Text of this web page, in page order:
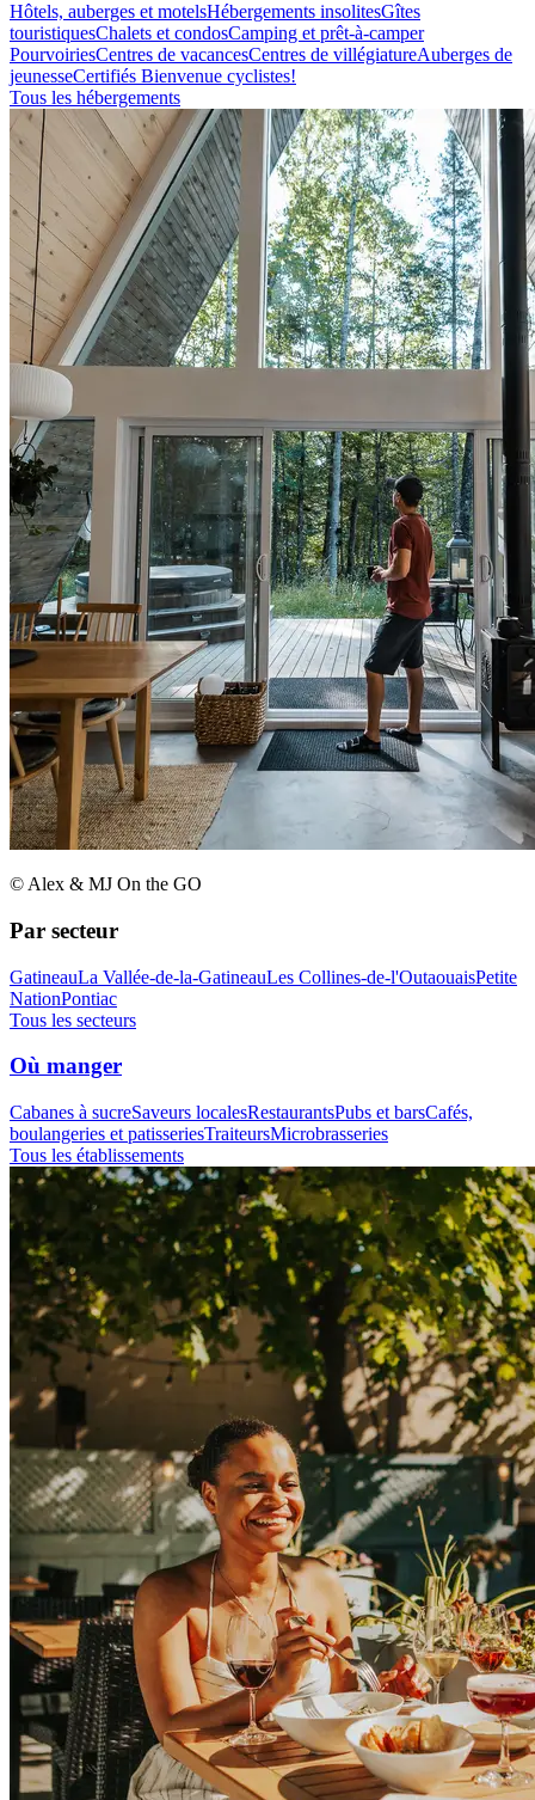
Hôtels, auberges et motelsHébergements insolitesGîtes
touristiquesChalets et condosCamping et prêt-à-camper
PourvoiriesCentres de vacancesCentres de villégiatureAuberges de
jeunesseCertifiés Bienvenue cyclistes!
Tous les hébergements
© Alex & MJ On the GO
Par secteur
GatineauLa Vallée-de-la-GatineauLes Collines-de-l'OutaouaisPetite
NationPontiac
Tous les secteurs
Où manger
Cabanes à sucreSaveurs localesRestaurantsPubs et barsCafés,
boulangeries et patisseriesTraiteursMicrobrasseries
Tous les établissements